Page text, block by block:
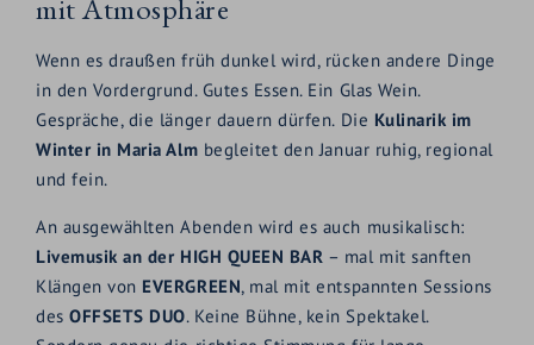
mit Atmosphäre
Wenn es draußen früh dunkel wird, rücken andere Dinge
in den Vordergrund. Gutes Essen. Ein Glas Wein.
Gespräche, die länger dauern dürfen. Die Kulinarik im
Winter in Maria Alm begleitet den Januar ruhig, regional
und fein.
An ausgewählten Abenden wird es auch musikalisch:
Livemusik an der HIGH QUEEN BAR – mal mit sanften
Klängen von EVERGREEN, mal mit entspannten Sessions
desOFFSETS DUO. Keine Bühne, kein Spektakel.